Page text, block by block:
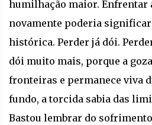
humilhação maior. Enfrentar
novamente poderia
histórica. Perder já dói.
dói muito mais, porque a
fronteiras e permanece viva
fundo, a torcida sabia das
Bastou lembrar do